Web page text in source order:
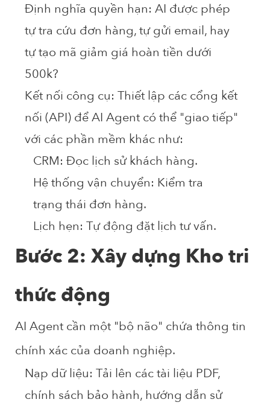
Định nghĩa quyền hạn: AI được phép
tự tra cứu đơn hàng, tự gửi email, hay
tự tạo mã giảm giá hoàn tiền dưới
500k?
Kết nối công cụ: Thiết lập các cổng kết
nối (API) để AI Agent có thể "giao tiếp"
với các phần mềm khác như:
CRM: Đọc lịch sử khách hàng.
Hệ thống vận chuyển: Kiểm tra
trạng thái đơn hàng.
Lịch hẹn: Tự động đặt lịch tư vấn.
Bước 2: Xây dựng Kho tri
thức động
AI Agent cần một "bộ não" chứa thông tin
chính xác của doanh nghiệp.
Nạp dữ liệu: Tải lên các tài liệu PDF,
chính sách bảo hành, hướng dẫn sử